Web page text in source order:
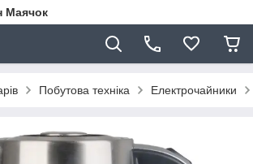
Маячок
Побутова техніка Електрочайники